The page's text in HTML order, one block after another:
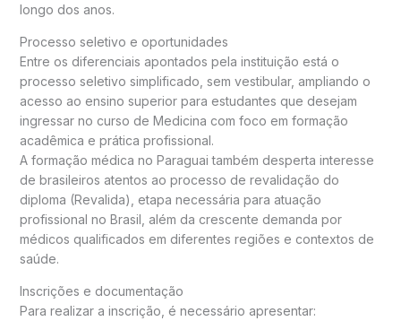
longo dos anos.
Processo seletivo e oportunidades
Entre os diferenciais apontados pela instituição está o
processo seletivo simplificado, sem vestibular, ampliando o
acesso ao ensino superior para estudantes que desejam
ingressar no curso de Medicina com foco em formação
acadêmica e prática profissional.
A formação médica no Paraguai também desperta interesse
de brasileiros atentos ao processo de revalidação do
diploma (Revalida), etapa necessária para atuação
profissional no Brasil, além da crescente demanda por
médicos qualificados em diferentes regiões e contextos de
saúde.
Inscrições e documentação
Para realizar a inscrição, é necessário apresentar: